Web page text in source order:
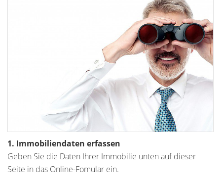
1. Immobiliendaten erfassen
Geben Sie die Daten Ihrer Immobilie unten auf dieser
Seite in das Online-Fomular ein.